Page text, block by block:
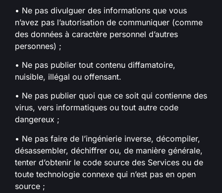
• Ne pas divulguer des informations que vous
n’avez pas l’autorisation de communiquer (comme
des données à caractère personnel d’autres
personnes) ;
• Ne pas publier tout contenu diffamatoire,
nuisible, illégal ou offensant.
• Ne pas publier quoi que ce soit qui contienne des
virus, vers informatiques ou tout autre code
dangereux ;
• Ne pas faire de l’ingénierie inverse, décompiler,
désassembler, déchiffrer ou, de manière générale,
tenter d’obtenir le code source des Services ou de
toute technologie connexe qui n’est pas en open
source ;